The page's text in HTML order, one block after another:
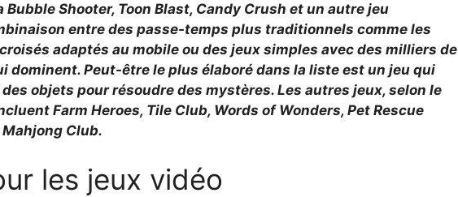
Bubble Shooter, Toon Blast, Candy Crush et un autre jeu
entre des passe-temps plus traditionnels comme les
adaptés au mobile ou des jeux simples avec des milliers de
dominent. Peut-être le plus élaboré dans la liste est un jeu qui
objets pour résoudre des mystères. Les autres jeux, selon le
Farm Heroes, Tile Club, Words of Wonders, Pet Rescue
Club.
les jeux vidéo